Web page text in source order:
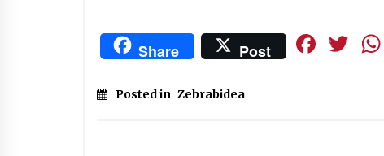
Share Post
Posted in Zebrabidea